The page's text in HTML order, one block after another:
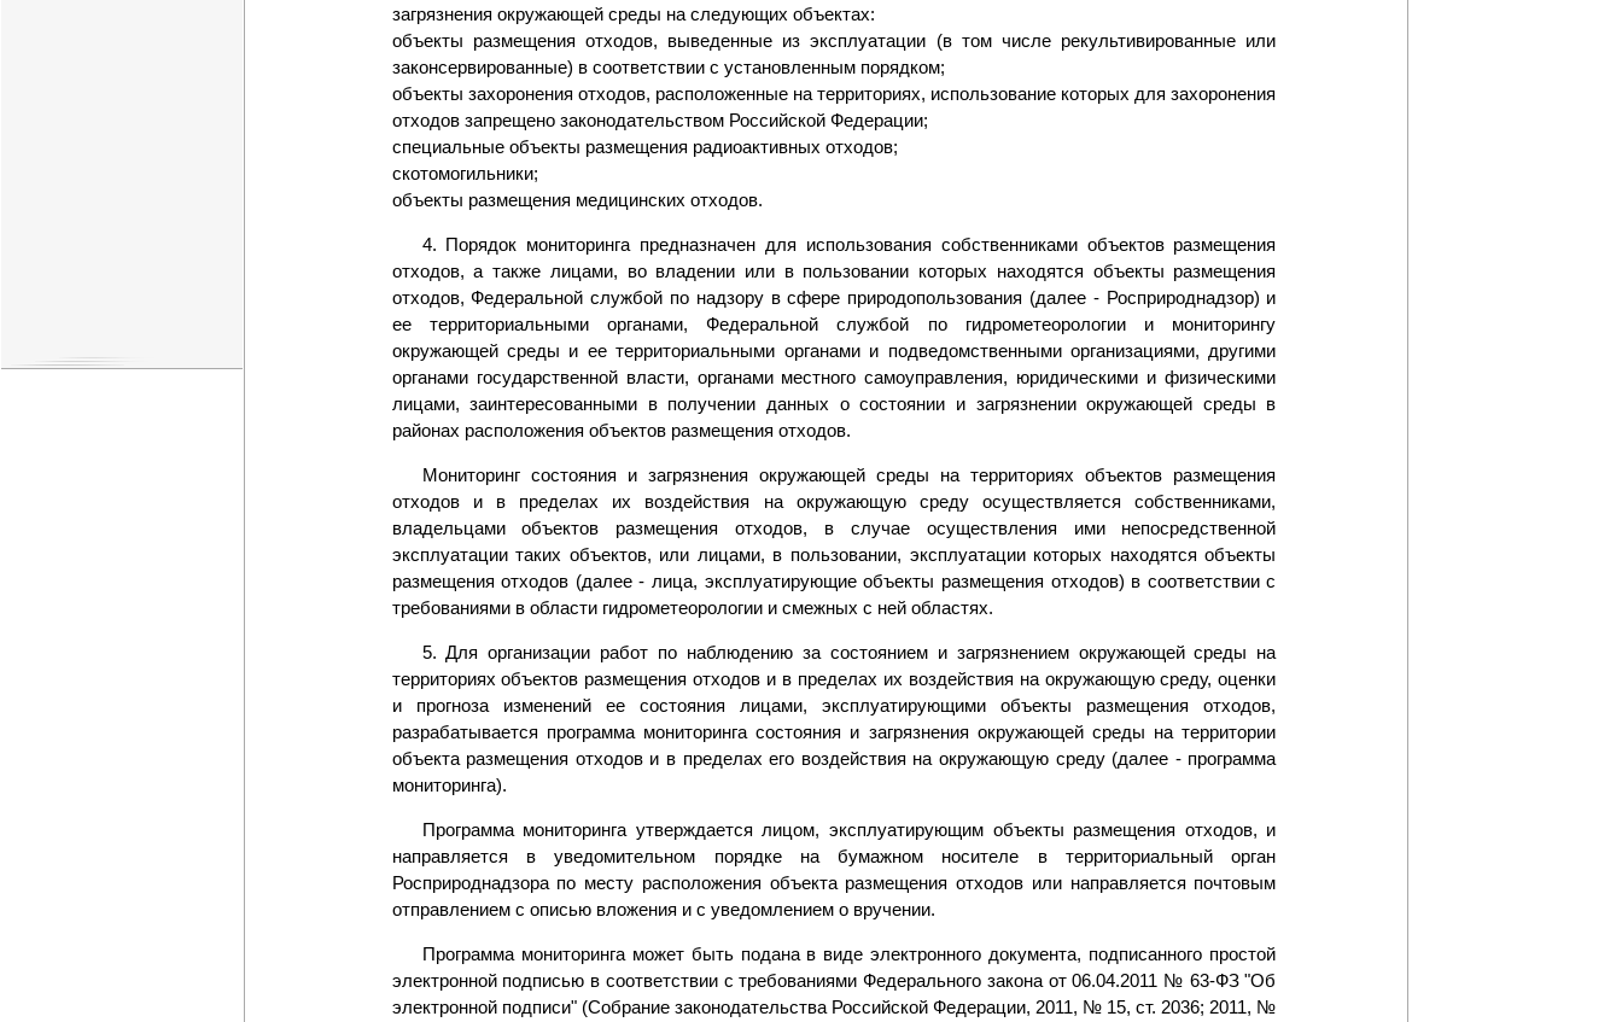
загрязнения окружающей среды на следующих объектах:
объекты размещения отходов, выведенные из эксплуатации (в том числе рекультивированные или
законсервированные) в соответствии с установленным порядком;
объекты захоронения отходов, расположенные на территориях, использование которых для захоронения
отходов запрещено законодательством Российской Федерации;
специальные объекты размещения радиоактивных отходов;
скотомогильники;
объекты размещения медицинских отходов.
4. Порядок мониторинга предназначен для использования собственниками объектов размещения
отходов, а также лицами, во владении или в пользовании которых находятся объекты размещения
отходов, Федеральной службой по надзору в сфере природопользования (далее - Росприроднадзор) и
ее территориальными органами, Федеральной службой по гидрометеорологии и мониторингу
окружающей среды и ее территориальными органами и подведомственными организациями, другими
органами государственной власти, органами местного самоуправления, юридическими и физическими
лицами, заинтересованными в получении данных о состоянии и загрязнении окружающей среды в
районах расположения объектов размещения отходов.
Мониторинг состояния и загрязнения окружающей среды на территориях объектов размещения
отходов и в пределах их воздействия на окружающую среду осуществляется собственниками,
владельцами объектов размещения отходов, в случае осуществления ими непосредственной
эксплуатации таких объектов, или лицами, в пользовании, эксплуатации которых находятся объекты
размещения отходов (далее - лица, эксплуатирующие объекты размещения отходов) в соответствии с
требованиями в области гидрометеорологии и смежных с ней областях.
5. Для организации работ по наблюдению за состоянием и загрязнением окружающей среды на
территориях объектов размещения отходов и в пределах их воздействия на окружающую среду, оценки
и прогноза изменений ее состояния лицами, эксплуатирующими объекты размещения отходов,
разрабатывается программа мониторинга состояния и загрязнения окружающей среды на территории
объекта размещения отходов и в пределах его воздействия на окружающую среду (далее - программа
мониторинга).
Программа мониторинга утверждается лицом, эксплуатирующим объекты размещения отходов, и
направляется в уведомительном порядке на бумажном носителе в территориальный орган
Росприроднадзора по месту расположения объекта размещения отходов или направляется почтовым
отправлением с описью вложения и с уведомлением о вручении.
Программа мониторинга может быть подана в виде электронного документа, подписанного простой
электронной подписью в соответствии с требованиями Федерального закона от 06.04.2011 № 63-ФЗ "Об
электронной подписи" (Собрание законодательства Российской Федерации, 2011, № 15, ст. 2036; 2011, №